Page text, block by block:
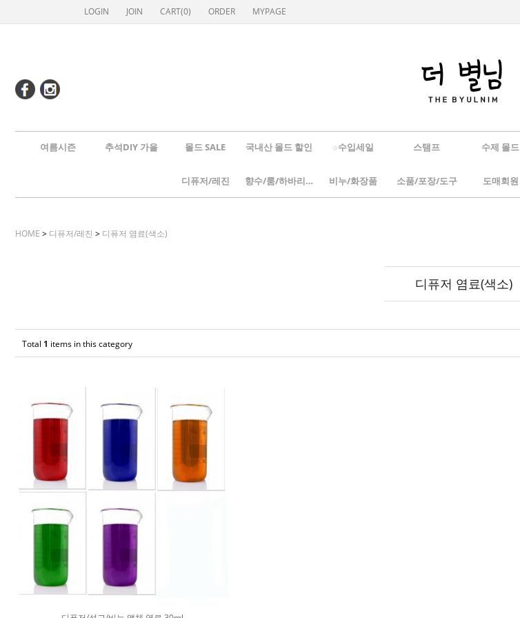
LOGIN JOIN CART(0) ORDER MYPAGE
여름시즌 추석DIY 가을 몰드 SALE 국내산 몰드 할인 ☆수입세일 스탬프 수제 몰드
디퓨저/레진 향수/룸/하바리움 비누/화장품 소품/포장/도구 도매회원
HOME > 디퓨저/레진 > 디퓨저 염료(색소)
디퓨저 염료(색소)
Total 1 items in this category